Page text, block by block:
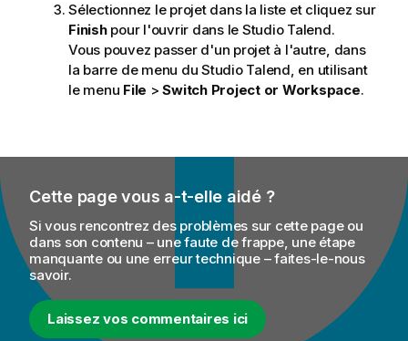
Sélectionnez le projet dans la liste et cliquez sur
Finishpour l'ouvrir dans le Studio Talend.
Vous pouvez passer d'un projet à l'autre, dans
la barre de menu du Studio Talend, en utilisant
le menu File >Switch Project or Workspace.
Cette page vous a-t-elle aidé ?
Si vous rencontrez des problèmes sur cette page ou
dans son contenu – une faute de frappe, une étape
manquante ou une erreur technique – faites-le-nous
savoir.
Laissez vos commentaires ici